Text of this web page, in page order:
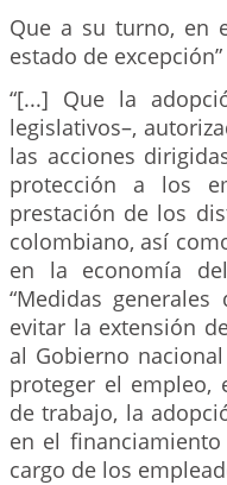
Que a su turno, en
estado de
“[...] Que la
legislativos–,
las acciones
protección a los
prestación de los
colombiano, así
en la economía
“Medidas
evitar la extensión
al Gobierno
proteger el empleo,
de trabajo, la
en el
cargo de los